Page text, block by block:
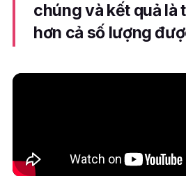
chúng và kết quả là
hơn cả số lượng